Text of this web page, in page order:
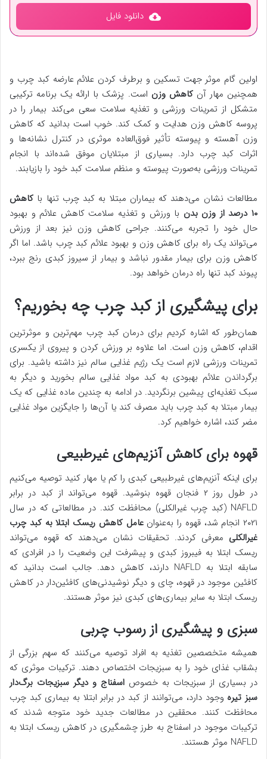
دانلود فایل
اولین گام موثر جهت تسکین و برطرف کردن علائم عارضه کبد چرب و
همچنین مهار آنکاهش وزن است. پزشک با ارائه یک برنامه ترکیبی
متشکل از تمرینات ورزشی و تغذیه سلامت سعی می‌کند بیمار را در
پروسه کاهش وزن هدایت و کمک کند. خوب است بدانید که کاهش
وزن آهسته و پیوسته تأثیر فوق‌العاده موثری در کنترل نشانه‌ها و
اثرات کبد چرب دارد. بسیاری از مبتلایان موفق شده‌اند با انجام
تمرینات ورزشی به‌صورت پیوسته و منظم سلامت کبد خود را بازیابند.
مطالعات نشان می‌دهند که بیماران مبتلا به کبد چرب تنها با کاهش
۱۰ درصد از وزن بدن
با ورزش و تغذیه سلامت کاهش علائم و بهبود
حال خود را تجربه می‌کنند. جراحی کاهش وزن نیز بعد از ورزش
می‌تواند یک راه برای کاهش وزن و بهبود علائم کبد چرب باشد. اما اگر
کاهش وزن برای بیمار مقدور نباشد و بیمار از سیروز کبدی رنج ببرد،
پیوند کبد تنها راه درمان خواهد بود.
برای پیشگیری از کبد چرب چه بخوریم؟
همان‌طور که اشاره کردیم برای درمان کبد چرب مهم‌ترین و موثرترین
اقدام، کاهش وزن است. اما علاوه بر ورزش کردن و پیروی از یکسری
تمرینات ورزشی لازم است یک رژیم غذایی سالم نیز داشته باشید. برای
برگرداندن علائم بهبودی به کبد مواد غذایی سالم بخورید و دیگر به
سبک تغذیه‌ای پیشین برنگردید. در ادامه به چندین ماده غذایی که یک
بیمار مبتلا به کبد چرب باید مصرف کند یا آن‌ها را جایگزین مواد غذایی
مضر کند، اشاره خواهیم کرد.
قهوه برای کاهش آنزیم‌های غیرطبیعی
برای اینکه آنزیم‌های غیرطبیعی کبدی را کم یا مهار کنید توصیه می‌کنیم
در طول روز ۲ فنجان قهوه بنوشید. قهوه می‌تواند از کبد در برابر
NAFLD (کبد چرب غیرالکلی) محافظت کند. در مطالعاتی که در سال
۲۰۲۱ انجام شد، قهوه‌ را به‌عنوان
عامل کاهش ریسک ابتلا به کبد چرب
غیرالکلی معرفی کردند. تحقیقات نشان می‌دهند که قهوه می‌تواند
ریسک ابتلا به فیبروز کبدی و پیشرفت این وضعیت را در افرادی که
سابقه ابتلا به NAFLD دارند، کاهش دهد. جالب است بدانید که
کافئین موجود در قهوه، چای و دیگر نوشیدنی‌های کافئین‌دار در کاهش
ریسک ابتلا به سایر بیماری‌های کبدی نیز موثر هستند.
سبزی و پیشگیری از رسوب چربی
همیشه متخصصین تغذیه به افراد توصیه می‌کنند که سهم بزرگی از
بشقاب غذای خود را به سبزیجات اختصاص دهند. ترکیبات موثری که
در بسیاری از سبزیجات به خصوص اسفناج و دیگر سبزیجات برگ‌دار
سبز تیره وجود دارد، می‌توانند از کبد در برابر ابتلا به بیماری کبد چرب
محافظت کنند. محققین در مطالعات جدید خود متوجه شدند که
ترکیبات موجود در اسفناج به طرز چشمگیری در کاهش ریسک ابتلا به
NAFLD موثر هستند.